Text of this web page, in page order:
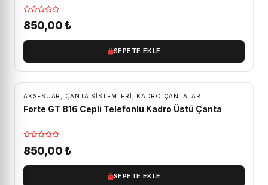
850,00 ₺
SEPETE EKLE
AKSESUAR ÇANTA SISTEMLERI KADRO ÇANTALARI
Forte GT 816 Cepli Telefonlu Kadro Üstü Çanta
850,00 ₺
SEPETE EKLE